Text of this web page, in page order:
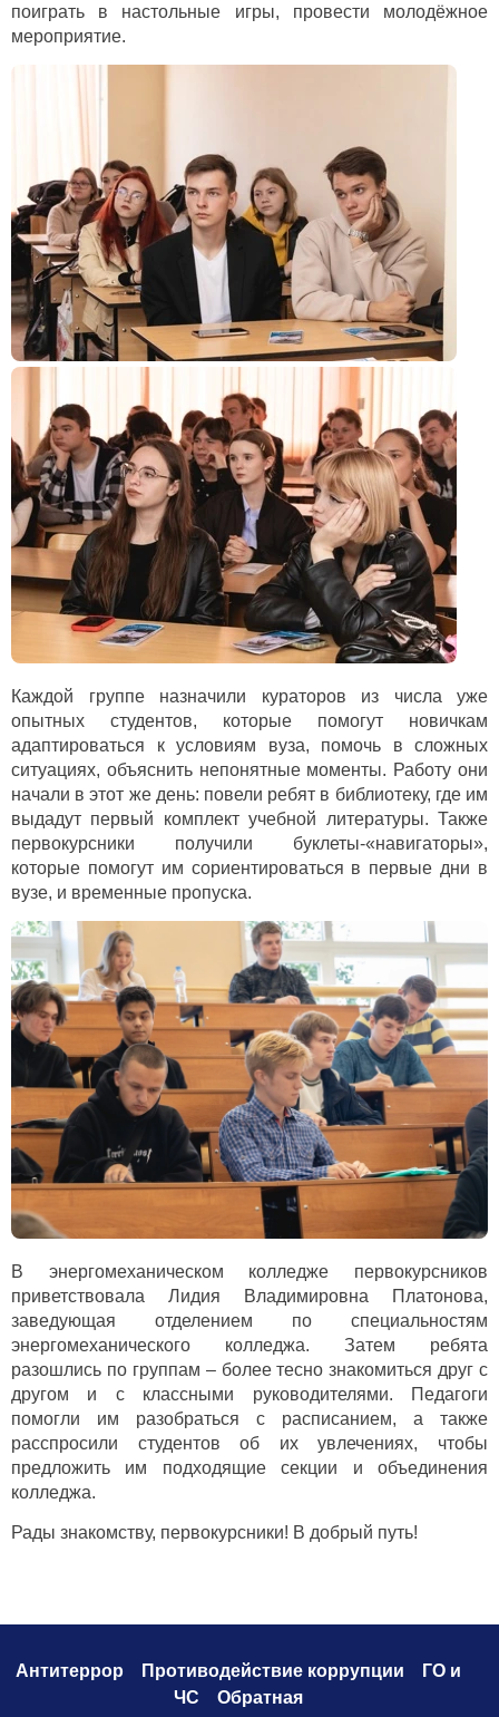
поиграть в настольные игры, провести молодёжное
мероприятие.
Каждой группе назначили кураторов из числа уже
опытных студентов, которые помогут новичкам
адаптироваться к условиям вуза, помочь в сложных
ситуациях, объяснить непонятные моменты. Работу они
начали в этот же день: повели ребят в библиотеку, где им
выдадут первый комплект учебной литературы. Также
первокурсники получили буклеты-«навигаторы»,
которые помогут им сориентироваться в первые дни в
вузе, и временные пропуска.
В энергомеханическом колледже первокурсников
приветствовала Лидия Владимировна Платонова,
заведующая отделением по специальностям
энергомеханического колледжа. Затем ребята
разошлись по группам – более тесно знакомиться друг с
другом и с классными руководителями. Педагоги
помогли им разобраться с расписанием, а также
расспросили студентов об их увлечениях, чтобы
предложить им подходящие секции и объединения
колледжа.
Рады знакомству, первокурсники! В добрый путь!
Антитеррор Противодействие коррупции
ГО и
ЧС
Обратная